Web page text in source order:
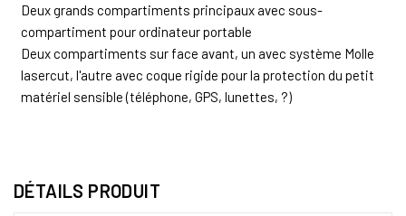
Deux grands compartiments principaux avec sous-
compartiment pour ordinateur portable
Deux compartiments sur face avant, un avec système Molle
lasercut, l'autre avec coque rigide pour la protection du petit
matériel sensible (téléphone, GPS, lunettes, ?)
DÉTAILS PRODUIT